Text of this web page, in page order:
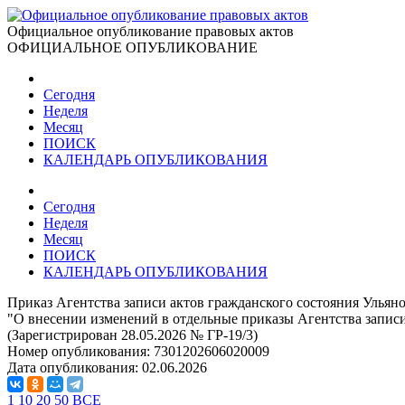
Официальное опубликование правовых актов
ОФИЦИАЛЬНОЕ ОПУБЛИКОВАНИЕ
Сегодня
Неделя
Месяц
ПОИСК
КАЛЕНДАРЬ ОПУБЛИКОВАНИЯ
Сегодня
Неделя
Месяц
ПОИСК
КАЛЕНДАРЬ ОПУБЛИКОВАНИЯ
Приказ Агентства записи актов гражданского состояния
"О внесении изменений в отдельные приказы Агентства
(Зарегистрирован 28.05.2026 № ГР-19/3)
Номер опубликования: 7301202606020009
Дата опубликования: 02.06.2026
1 10 20 50 ВСЕ